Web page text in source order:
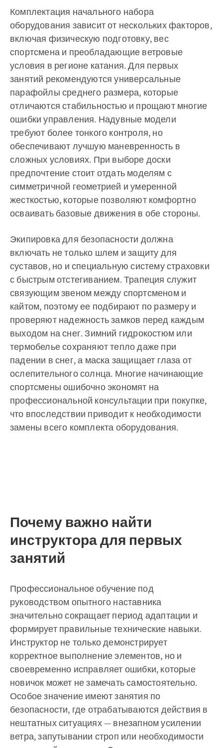
Комплектация начального набора
оборудования зависит от нескольких факторов,
включая физическую подготовку, вес
спортсмена и преобладающие ветровые
условия в регионе катания. Для первых
занятий рекомендуются универсальные
парафойлы среднего размера, которые
отличаются стабильностью и прощают многие
ошибки управления. Надувные модели
требуют более тонкого контроля, но
обеспечивают лучшую маневренность в
сложных условиях. При выборе доски
предпочтение стоит отдать моделям с
симметричной геометрией и умеренной
жесткостью, которые позволяют комфортно
осваивать базовые движения в обе стороны.
Экипировка для безопасности должна
включать не только шлем и защиту для
суставов, но и специальную систему страховки
с быстрым отстегиванием. Трапеция служит
связующим звеном между спортсменом и
кайтом, поэтому ее подбирают по размеру и
проверяют надежность замков перед каждым
выходом на снег. Зимний гидрокостюм или
термобелье сохраняют тепло даже при
падении в снег, а маска защищает глаза от
ослепительного солнца. Многие начинающие
спортсмены ошибочно экономят на
профессиональной консультации при покупке,
что впоследствии приводит к необходимости
замены всего комплекта оборудования.
Почему важно найти
инструктора для первых
занятий
Профессиональное обучение под
руководством опытного наставника
значительно сокращает период адаптации и
формирует правильные технические навыки.
Инструктор не только демонстрирует
корректное выполнение элементов, но и
своевременно исправляет ошибки, которые
новичок может не замечать самостоятельно.
Особое значение имеют занятия по
безопасности, где отрабатываются действия в
нештатных ситуациях — внезапном усилении
ветра, запутывании строп или необходимости